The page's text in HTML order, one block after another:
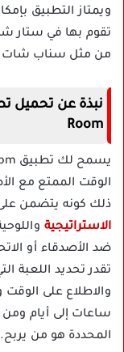
ويمتاز التطبيق
تقوم بها في ستار
من مثل سناب شات
Room
الوقت الممتع مع
ذلك كونه يتضمن
الاستراتيجية
ضد الأصدقاء أو
تقدر تحديد اللعبة
والاطلاع على
ساعات إلى أيام
المحددة هو من يربح.